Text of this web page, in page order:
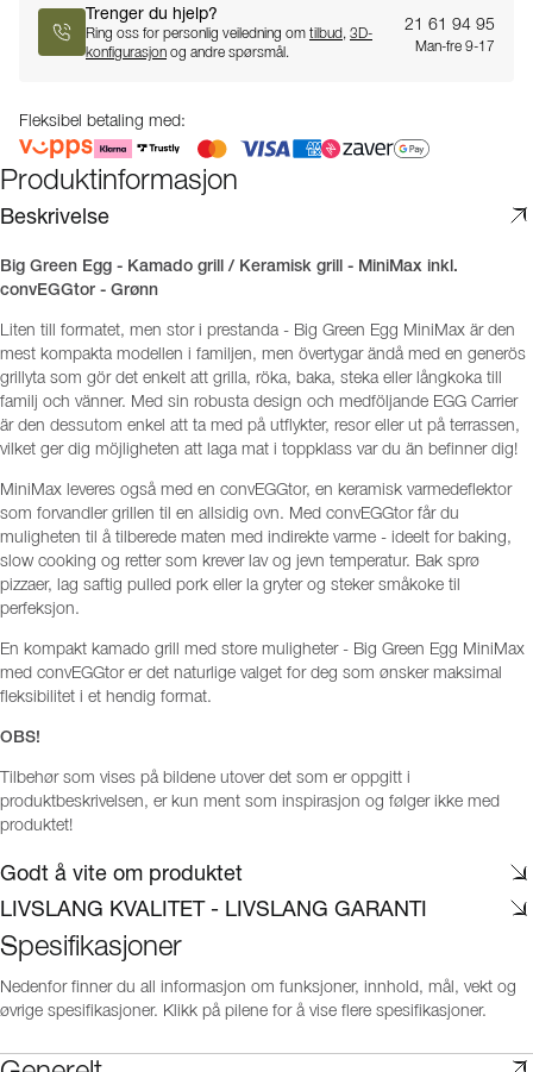
Trenger du hjelp?
Ring oss for personlig veiledning om tilbud, 3D-
konfigurasjon og andre spørsmål.
21 61 94 95
Man-fre 9-17
Fleksibel betaling med:
Produktinformasjon
Beskrivelse
Big Green Egg - Kamado grill / Keramisk grill - MiniMax inkl.
convEGGtor - Grønn
Liten till formatet, men stor i prestanda - Big Green Egg MiniMax är den
mest kompakta modellen i familjen, men övertygar ändå med en generös
grillyta som gör det enkelt att grilla, röka, baka, steka eller långkoka till
familj och vänner. Med sin robusta design och medföljande EGG Carrier
är den dessutom enkel att ta med på utflykter, resor eller ut på terrassen,
vilket ger dig möjligheten att laga mat i toppklass var du än befinner dig!
MiniMax leveres også med en convEGGtor, en keramisk varmedeflektor
som forvandler grillen til en allsidig ovn. Med convEGGtor får du
muligheten til å tilberede maten med indirekte varme - ideelt for baking,
slow cooking og retter som krever lav og jevn temperatur. Bak sprø
pizzaer, lag saftig pulled pork eller la gryter og steker småkoke til
perfeksjon.
En kompakt kamado grill med store muligheter - Big Green Egg MiniMax
med convEGGtor er det naturlige valget for deg som ønsker maksimal
fleksibilitet i et hendig format.
OBS!
Tilbehør som vises på bildene utover det som er oppgitt i
produktbeskrivelsen, er kun ment som inspirasjon og følger ikke med
produktet!
Godt å vite om produktet
LIVSLANG KVALITET - LIVSLANG GARANTI
Spesifikasjoner
Nedenfor finner du all informasjon om funksjoner, innhold, mål, vekt og
øvrige spesifikasjoner. Klikk på pilene for å vise flere spesifikasjoner.